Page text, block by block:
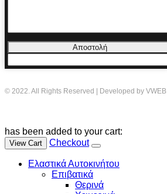
Αποστολή
© 2022. All Rights Reserved | Developed by VWEB
has been added to your cart:
View Cart Checkout
Ελαστικά Αυτοκινήτου
Επιβατικά
Θερινά